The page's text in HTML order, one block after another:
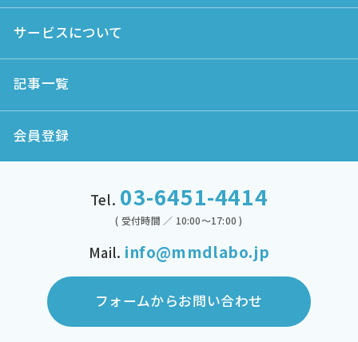
サービスについて
記事一覧
会員登録
Tel. 03-6451-4414
( 受付時間 ／ 10:00～17:00 )
Mail. info@mmdlabo.jp
フォームからお問い合わせ